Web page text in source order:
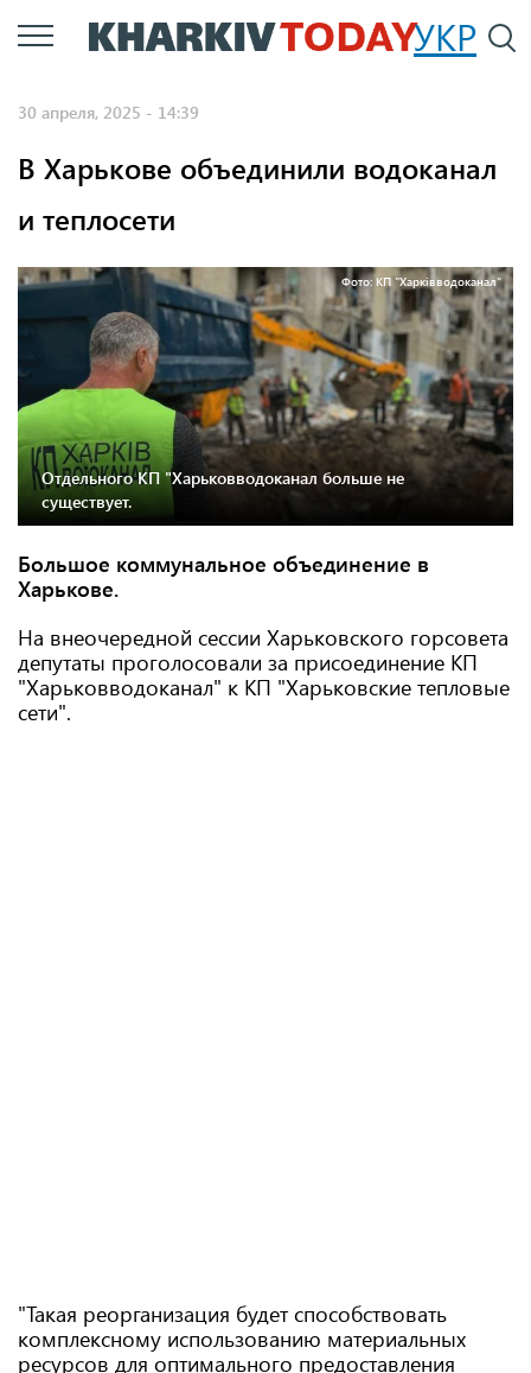
Перейти
к
УКР
30 апреля, 2025 - 14:39
В Харькове объединили водоканал
и теплосети
Фото: КП "Харківводоканал"
Отдельного КП "Харьковводоканал больше не
существует.
Большое коммунальное объединение в
Харькове.
На внеочередной сессии Харьковского горсовета
депутаты проголосовали за присоединение КП
"Харьковводоканал" к КП "Харьковские тепловые
сети".
"Такая реорганизация будет способствовать
комплексному использованию материальных
ресурсов для оптимального предоставления